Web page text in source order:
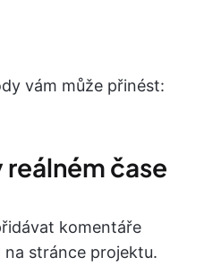
vám může přinést:
reálném čase
komentáře
stránce projektu.